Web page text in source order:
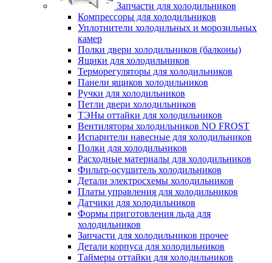
Запчасти для холодильников
Компрессоры для холодильников
Уплотнители холодильных и морозильных
камер
Полки двери холодильников (балконы)
Ящики для холодильников
Терморегуляторы для холодильников
Панели ящиков холодильников
Ручки для холодильников
Петли двери холодильников
ТЭНы оттайки для холодильников
Вентиляторы холодильников NO FROST
Испарители навесные для холодильников
Полки для холодильников
Расходные материалы для холодильников
Фильтр-осушитель холодильников
Детали электросхемы холодильников
Платы управления для холодильников
Датчики для холодильников
Формы приготовления льда для
холодильников
Запчасти для холодильников прочее
Детали корпуса для холодильников
Таймеры оттайки для холодильников